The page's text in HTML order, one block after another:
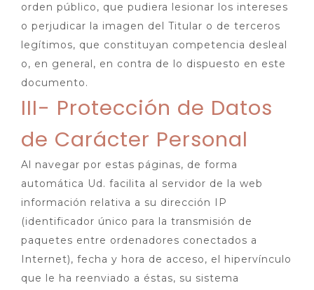
orden público, que pudiera lesionar los intereses
o perjudicar la imagen del Titular o de terceros
legítimos, que constituyan competencia desleal
o, en general, en contra de lo dispuesto en este
documento.
III- Protección de Datos
de Carácter Personal
Al navegar por estas páginas, de forma
automática Ud. facilita al servidor de la web
información relativa a su dirección IP
(identificador único para la transmisión de
paquetes entre ordenadores conectados a
Internet), fecha y hora de acceso, el hipervínculo
que le ha reenviado a éstas, su sistema